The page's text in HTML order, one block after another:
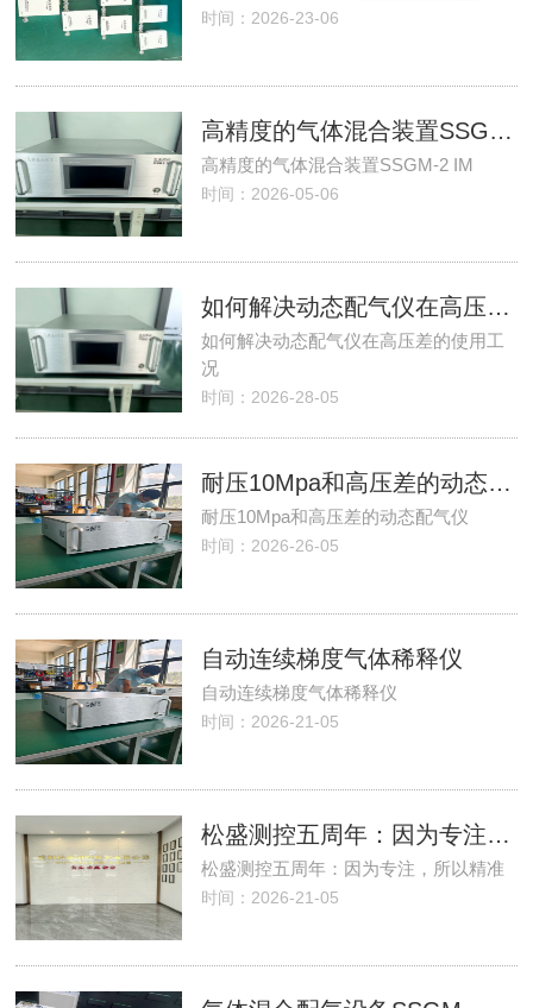
时间：2026-23-06
高精度的气体混合装置SSGM-2 IM
高精度的气体混合装置SSGM-2 IM
时间：2026-05-06
如何解决动态配气仪在高压差的使用工况
如何解决动态配气仪在高压差的使用工
况
时间：2026-28-05
耐压10Mpa和高压差的动态配气仪
耐压10Mpa和高压差的动态配气仪
时间：2026-26-05
自动连续梯度气体稀释仪
自动连续梯度气体稀释仪
时间：2026-21-05
松盛测控五周年：因为专注，所以精准
松盛测控五周年：因为专注，所以精准
时间：2026-21-05